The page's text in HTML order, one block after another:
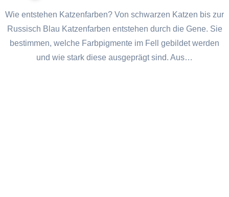
Wie entstehen Katzenfarben? Von schwarzen Katzen bis zur
Russisch Blau Katzenfarben entstehen durch die Gene. Sie
bestimmen, welche Farbpigmente im Fell gebildet werden
und wie stark diese ausgeprägt sind. Aus…